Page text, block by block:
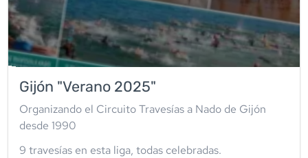
Gijón "Verano 2025"
Organizando el Circuito Travesías a Nado de Gijón
desde 1990
9 travesías en esta liga, todas celebradas.